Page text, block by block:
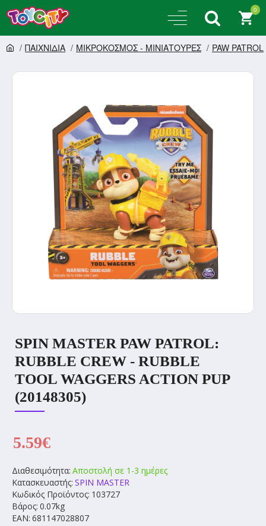
0
ΠΑΙΧΝΙΔΙΑ ΜΙΚΡΟΚΟΣΜΟΣ - ΜΙΝΙΑΤΟΥΡΕΣ PAW PATROL
SPIN MASTER PAW PATROL:
RUBBLE CREW - RUBBLE
TOOL WAGGERS ACTION PUP
(20148305)
Διαθεσιμότητα: Αποστολή σε 1-3 ημέρες
Κατασκευαστής: SPIN MASTER
Κωδικός Προϊόντος: 103727
Βάρος: 0.07kg
EAN: 681147028807
5.59€